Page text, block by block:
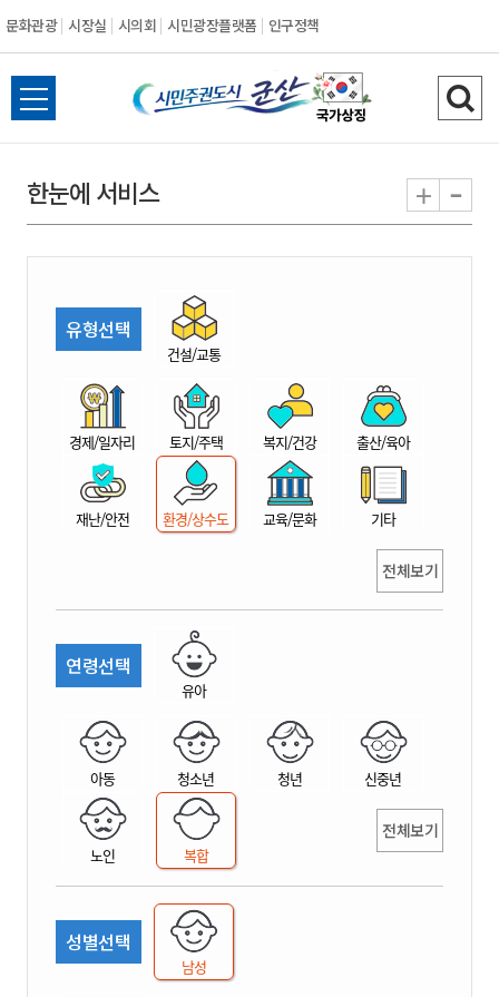
문화관광 시장실 시의회 시민광장플랫폼 인구정책
시
민
권
시
산
전
체
뉴
열
검
색
기
한눈에 서비스 + -
유형선택
건설/교통
경제/일자리 토지/주택 복지/건강 출산/육아
재난/안전 환경/상수도 교육/문화 기타
전체보기
연령선택
유아
아동 청소년 청년 신중년
노인 복합
전체보기
성별선택
남성